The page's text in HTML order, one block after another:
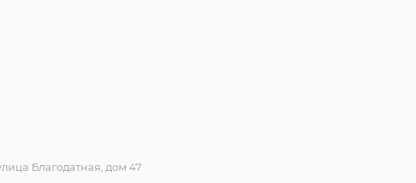
Благодатная, дом 47